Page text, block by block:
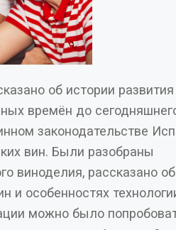
об истории развития
а
вин. Были разобраны
виноделия, рассказано об